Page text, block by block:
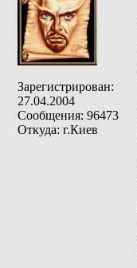
Зарегистрирован:
27.04.2004
Сообщения: 96473
Откуда: г.Киев